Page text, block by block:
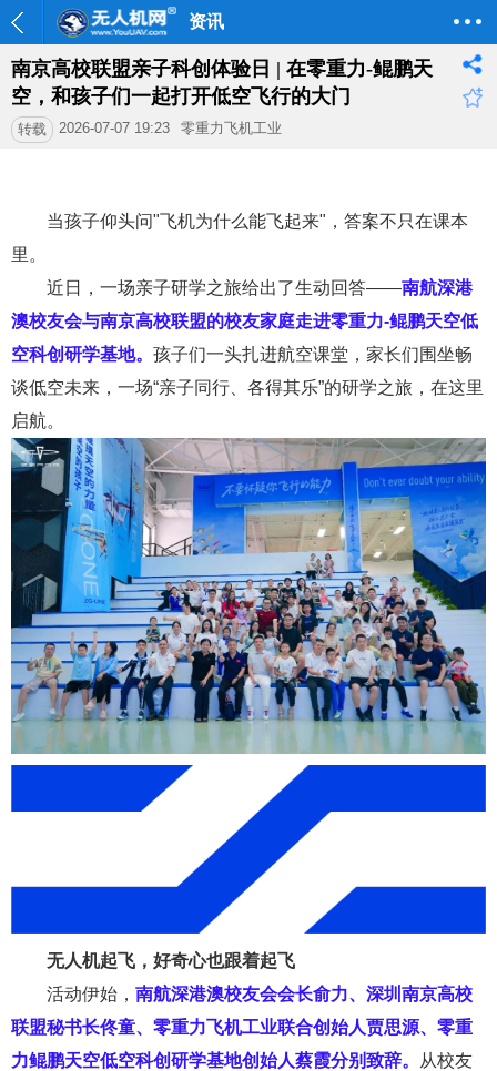
资讯
南京高校联盟亲子科创体验日 | 在零重力-鲲鹏天
空，和孩子们一起打开低空飞行的大门
转载 2026-07-07 19:23 零重力飞机工业
当孩子仰头问"飞机为什么能飞起来" ，答案不只在课本
里。
近日， 一场亲子研学之旅给出了生动回答——南航深港
澳校友会与南京高校联盟的校友家庭走进零重力-鲲鹏天空低
空科创研学基地。 孩子们一头扎进航空课堂，家长们围坐畅
谈低空未来，一场“亲子同行、各得其乐”的研学之旅，在这里
启航。
无人机起飞，好奇心也跟着起飞
活动伊始， 南航深港澳校友会会长俞力、深圳南京高校
联盟秘书长佟童、零重力飞机工业联合创始人贾思源、零重
力鲲鹏天空低空科创研学基地创始人蔡霞分别致辞。
从校友